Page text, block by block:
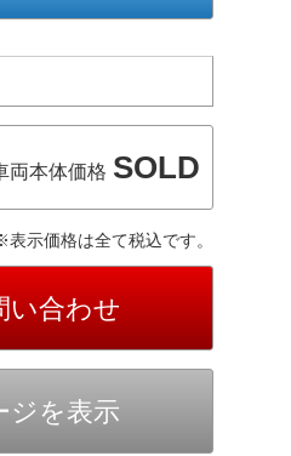
両本体価格 SOLD
示価格は全て税込です。